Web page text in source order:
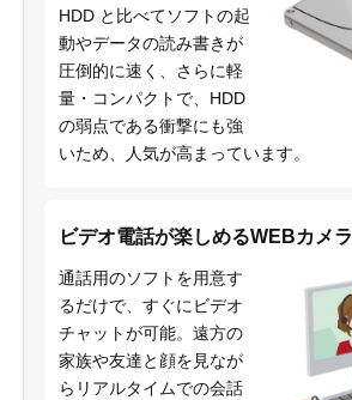
HDD と比べてソフトの起
動やデータの読み書きが
圧倒的に速く、さらに軽
量・コンパクトで、HDD
の弱点である衝撃にも強
いため、人気が高まっています。
ビデオ電話が楽しめるWEBカメラ
通話用のソフトを用意す
るだけで、すぐにビデオ
チャットが可能。遠方の
家族や友達と顔を見なが
らリアルタイムでの会話